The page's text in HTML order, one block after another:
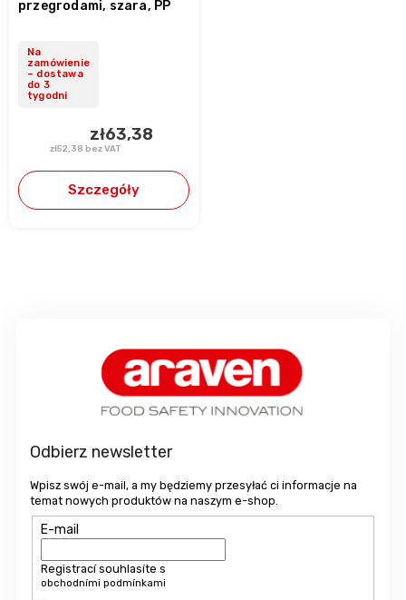
przegrodami, szara, PP
Na
zamówienie
– dostawa
do 3
tygodni
zł52,38 bez VAT
zł63,38
Szczegóły
Odbierz newsletter
Wpisz swój e-mail, a my będziemy przesyłać ci informacje na
temat nowych produktów na naszym e-shop.
E-mail
Registrací souhlasíte s
obchodními podmínkami